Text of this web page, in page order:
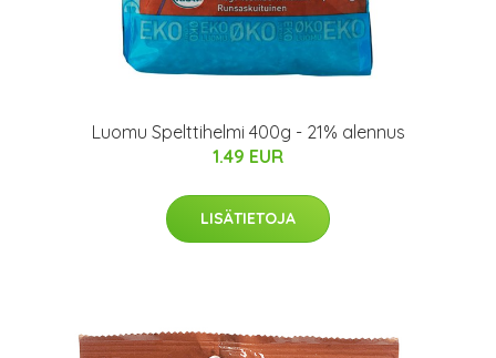
Luomu Spelttihelmi 400g - 21% alennus
1.49 EUR
LISÄTIETOJA